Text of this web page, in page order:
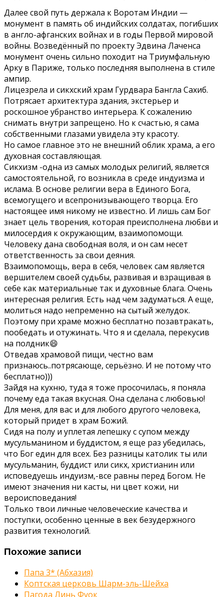
Далее свой путь держала к Воротам Индии —
монумент в память об индийских солдатах, погибших
в англо-афганских войнах и в годы Первой мировой
войны. Возведённый по проекту Эдвина Лаченса
монумент очень сильно походит на Триумфальную
Арку в Париже, только последняя выполнена в стиле
ампир.
Лицезрела и сикхский храм Гурдвара Бангла Сахиб.
Потрясает архитектура здания, экстерьер и
роскошное убранство интерьера. К сожалению
снимать внутри запрещено. Но к счастью, я сама
собственными глазами увидела эту красоту.
Но самое главное это не внешний облик храма, а его
духовная составляющая.
Сикхизм -одна из самых молодых религий, является
самостоятельной, го возникла в среде индуизма и
ислама. В основе религии вера в Единого Бога,
всемогущего и всепронизывающего творца. Его
настоящее имя никому не известно. И лишь сам Бог
знает цель творения, которая преисполнена любви и
милосердия к окружающим, взаимопомощи.
Человеку дана свободная воля, и он сам несет
ответственность за свои деяния.
Взаимопомощь, вера в себя, человек сам является
вершителем своей судьбы, развивая и взращивая в
себе как материальные так и духовные блага. Очень
интересная религия. Есть над чем задуматься. А еще,
молиться надо непременно на сытый желудок.
Поэтому при храме можно бесплатно позавтракать,
пообедать и отужинать. Что я и сделала, перекусив
на полдник😄
Отведав храмовой пищи, честно вам
признаюсь..потрясающе, серьёзно. И не потому что
бесплатно)))
Зайдя на кухню, туда я тоже просочилась, я поняла
почему еда такая вкусная. Она сделана с любовью!
Для меня, для вас и для любого другого человека,
который придет в храм Божий.
Сидя на полу и уплетая лепешку с супом между
мусульманином и буддистом, я еще раз убедилась,
что Бог един для всех. Без разницы католик ты или
мусульманин, буддист или сикх, христианин или
исповедуешь индуизм,-все равны перед Богом. Не
имеют значения ни касты, ни цвет кожи, ни
вероисповедания!
Только твои личные человеческие качества и
поступки, особенно ценные в век безудержного
развития технологий.
Похожие записи
Папа 3* (Абхазия)
Коптская церковь Шарм-эль-Шейха
Пагода Линь Фуок